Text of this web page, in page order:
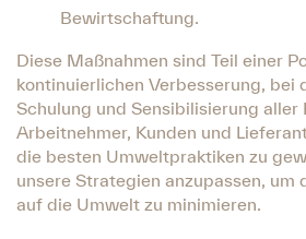
Bewirtschaftung.
Diese Maßnahmen sind Teil einer
kontinuierlichen Verbesserung, bei
Schulung und Sensibilisierung aller
Arbeitnehmer, Kunden und
die besten Umweltpraktiken zu
unsere Strategien anzupassen, um
auf die Umwelt zu minimieren.